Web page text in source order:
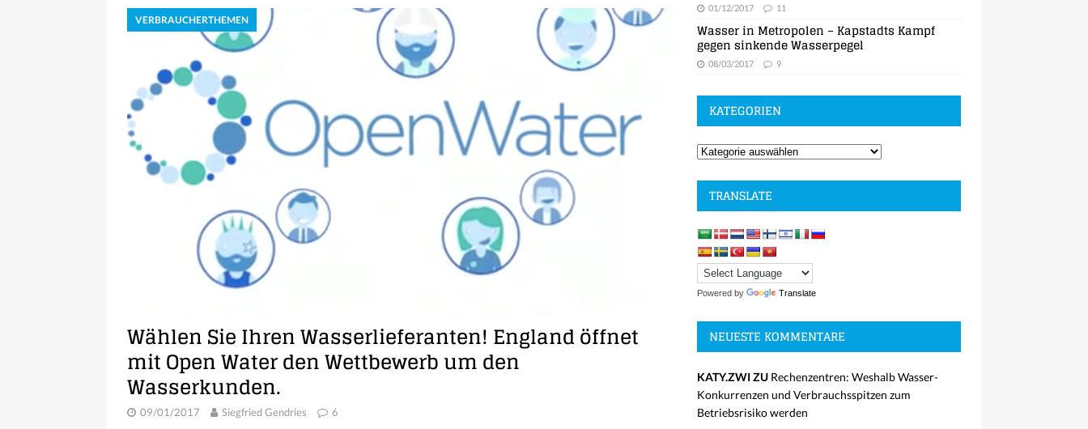
VERBRAUCHERTHEMEN
Wählen Sie Ihren Wasserlieferanten! England öffnet
mit Open Water den Wettbewerb um den
Wasserkunden.
09/01/2017 Siegfried Gendries 6
01/12/2017 11
Wasser in Metropolen – Kapstadts Kampf
gegen sinkende Wasserpegel
08/03/2017 9
KATEGORIEN
TRANSLATE
Powered by Translate
NEUESTE KOMMENTARE
KATY.ZWI ZU Rechenzentren: Weshalb Wasser-
Konkurrenzen und Verbrauchsspitzen zum
Betriebsrisiko werden